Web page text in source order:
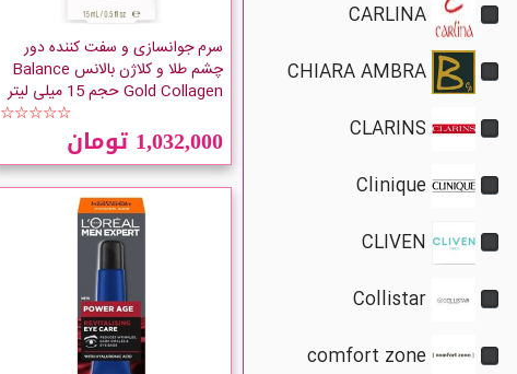
CARLINA
CHIARA AMBRA
CLARINS
Clinique
CLIVEN
Collistar
comfort zone
سرم جوانسازی و سفت کننده دور
چشم طلا و کلاژن بالانس Balance
Gold Collagen حجم 15 میلی لیتر
☆☆☆☆☆
1,032,000 تومان